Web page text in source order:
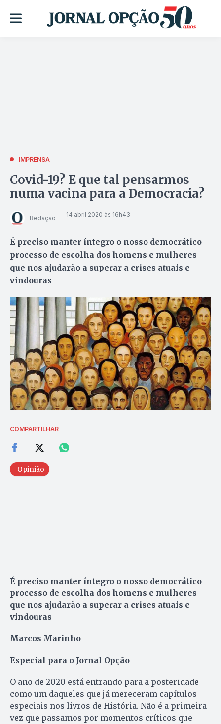
IMPRENSA
Covid-19? E que tal pensarmos
numa vacina para a Democracia?
Redação 14 abril 2020 às 16h43
É preciso manter íntegro o nosso democrático
processo de escolha dos homens e mulheres
que nos ajudarão a superar a crises atuais e
vindouras
COMPARTILHAR
Opinião
É preciso manter íntegro o nosso democrático
processo de escolha dos homens e mulheres
que nos ajudarão a superar a crises atuais e
vindouras
Marcos Marinho
Especial para o Jornal Opção
O ano de 2020 está entrando para a posteridade
como um daqueles que já mereceram capítulos
especiais nos livros de História. Não é a primeira
vez que passamos por momentos críticos que